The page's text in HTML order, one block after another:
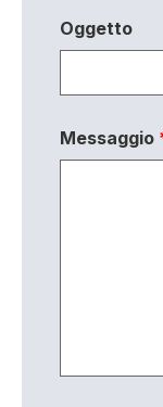
Oggetto
Messaggio